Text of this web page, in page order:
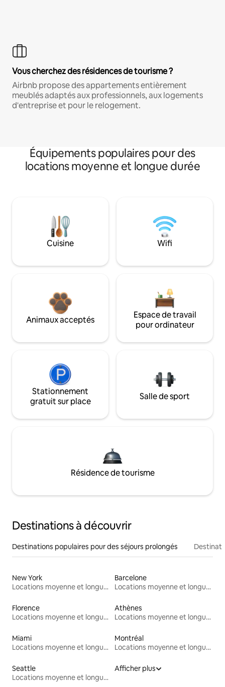
Vous cherchez des résidences de tourisme ?
Airbnb propose des appartements entièrement
meublés adaptés aux professionnels, aux logements
d'entreprise et pour le relogement.
Équipements populaires pour des
locations moyenne et longue durée
Cuisine Wifi
Animaux acceptés
Espace de travail
pour ordinateur
Stationnement
gratuit sur place
Salle de sport
Résidence de tourisme
Destinations à découvrir
Destinations populaires pour des séjours prolongés
New York
Locations moyenne et longue durée
Barcelone
Locations moyenne et longue durée
Florence
Locations moyenne et longue durée
Athènes
Locations moyenne et longue durée
Miami
Locations moyenne et longue durée
Montréal
Locations moyenne et longue durée
Seattle
Locations moyenne et longue durée
Afficher plus